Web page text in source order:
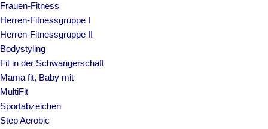
Frauen-Fitness
Herren-Fitnessgruppe I
Herren-Fitnessgruppe II
Bodystyling
Fit in der Schwangerschaft
Mama fit, Baby mit
MultiFit
Sportabzeichen
Step Aerobic